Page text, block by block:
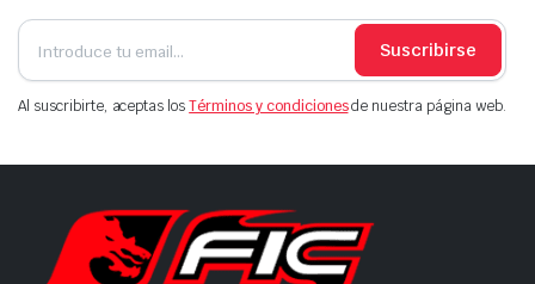
Suscribirse
Al suscribirte, aceptas losTérminos y condicionesde nuestra página web.